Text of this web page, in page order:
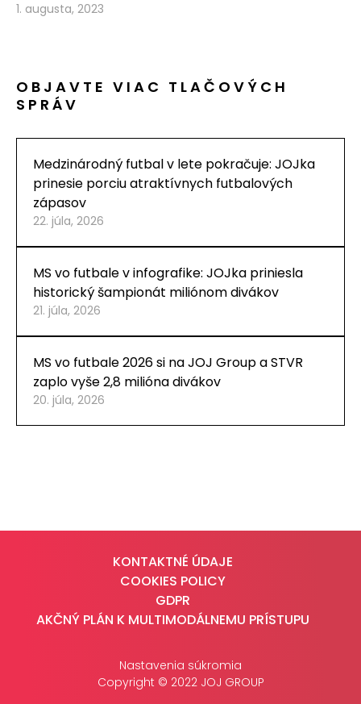
1. augusta, 2023
OBJAVTE VIAC TLAČOVÝCH
SPRÁV
Medzinárodný futbal v lete pokračuje: JOJka
prinesie porciu atraktívnych futbalových
zápasov
22. júla, 2026
MS vo futbale v infografike: JOJka priniesla
historický šampionát miliónom divákov
21. júla, 2026
MS vo futbale 2026 si na JOJ Group a STVR
zaplo vyše 2,8 milióna divákov
20. júla, 2026
KONTAKTNÉ ÚDAJE
COOKIES POLICY
GDPR
AKČNÝ PLÁN K MULTIMODÁLNEMU PRÍSTUPU
Nastavenia súkromia
Copyright © 2022 JOJ GROUP